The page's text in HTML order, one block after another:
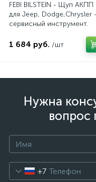
FEBI BILSTEIN - Щуп АКПП
для Jeep, Dodge,Chrysler -
сервисный инструмент.
1 684 руб. /шт
Нужна
вопрос
+7